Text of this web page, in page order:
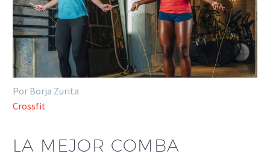
Por Borja Zurita
Crossfit
LA MEJOR COMBA